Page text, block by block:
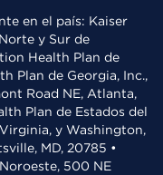
en el país: Kaiser
y Sur de
Health Plan de
Plan de Georgia, Inc.,
Road NE, Atlanta,
Plan de Estados del
y Washington,
MD, 20785 •
500 NE